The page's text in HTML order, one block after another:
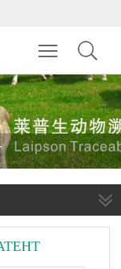
Toggle